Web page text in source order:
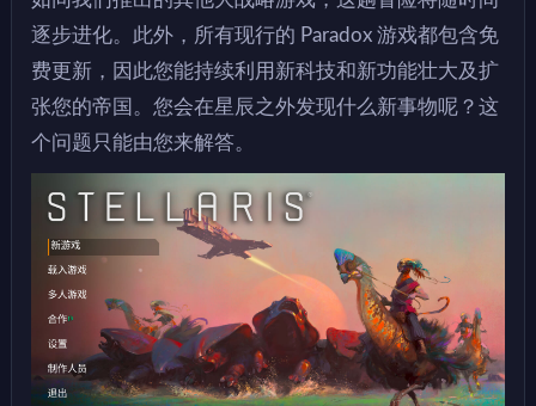
逐步进化。此外，所有现行的 Paradox 游戏都包含免
费更新，因此您能持续利用新科技和新功能壮大及扩
张您的帝国。您会在星辰之外发现什么新事物呢？这
个问题只能由您来解答。